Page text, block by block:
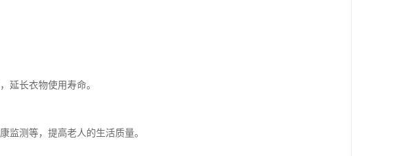
延长衣物使用寿命。
监测等，提高老人的生活质量。